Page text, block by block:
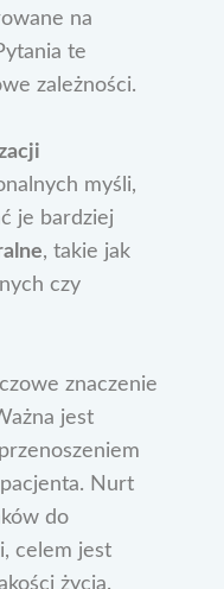
na
te
zależności.
myśli,
je bardziej
, takie jak
czy
znaczenie
jest
Nurt
do
celem jest
życia.